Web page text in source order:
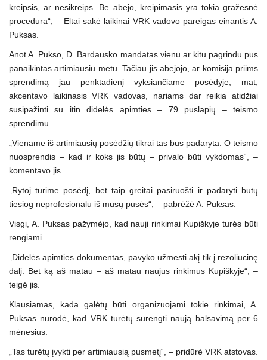
kreipsis, ar nesikreips. Be abejo, kreipimasis yra tokia gražesnė
procedūra“, – Eltai sakė laikinai VRK vadovo pareigas einantis A.
Puksas.
Anot A. Pukso, D. Bardausko mandatas vienu ar kitu pagrindu pus
panaikintas artimiausiu metu. Tačiau jis abejojo, ar komisija priims
sprendimą jau penktadienį vyksiančiame posėdyje, mat,
akcentavo laikinasis VRK vadovas, nariams dar reikia atidžiai
susipažinti su itin didelės apimties – 79 puslapių – teismo
sprendimu.
„Viename iš artimiausių posėdžių tikrai tas bus padaryta. O teismo
nuosprendis – kad ir koks jis būtų – privalo būti vykdomas“, –
komentavo jis.
„Rytoj turime posėdį, bet taip greitai pasiruošti ir padaryti būtų
tiesiog neprofesionalu iš mūsų pusės“, – pabrėžė A. Puksas.
Visgi, A. Puksas pažymėjo, kad nauji rinkimai Kupiškyje turės būti
rengiami.
„Didelės apimties dokumentas, pavyko užmesti akį tik į rezoliucinę
dalį. Bet ką aš matau – aš matau naujus rinkimus Kupiškyje“, –
teigė jis.
Klausiamas, kada galėtų būti organizuojami tokie rinkimai, A.
Puksas nurodė, kad VRK turėtų surengti naują balsavimą per 6
mėnesius.
„Tas turėtų įvykti per artimiausią pusmetį“, – pridūrė VRK atstovas.